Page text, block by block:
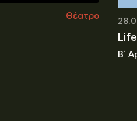
Θέατρο
Β΄